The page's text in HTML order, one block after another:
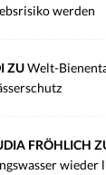
werden
ZUWelt-
FRÖHLICH
wieder